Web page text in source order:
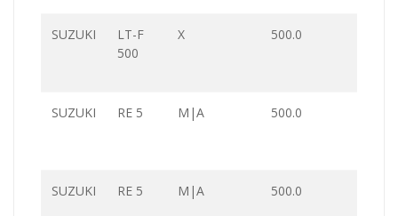
SUZUKI
LT-F
500
X 500.0
SUZUKI RE 5 M|A 500.0
SUZUKI RE 5 M|A 500.0